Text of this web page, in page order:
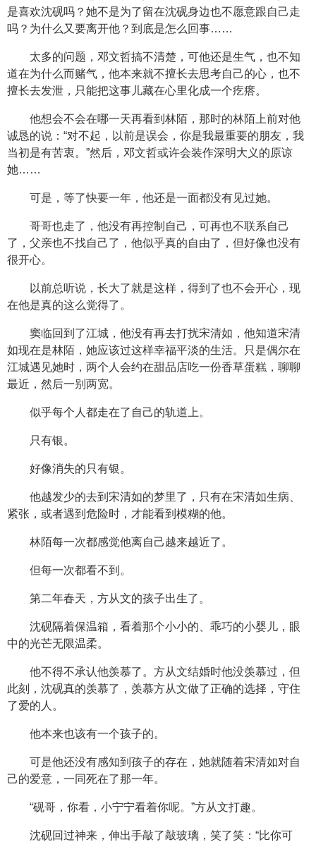
是喜欢沈砚吗？她不是为了留在沈砚身边也不愿意跟自己走
吗？为什么又要离开他？到底是怎么回事……
太多的问题，邓文哲搞不清楚，可他还是生气，也不知
道在为什么而赌气，他本来就不擅长去思考自己的心，也不
擅长去发泄，只能把这事儿藏在心里化成一个疙瘩。
他想会不会在哪一天再看到林陌，那时的林陌上前对他
诚恳的说：“对不起，以前是误会，你是我最重要的朋友，我
当初是有苦衷。”然后，邓文哲或许会装作深明大义的原谅
她……
可是，等了快要一年，他还是一面都没有见过她。
哥哥也走了，他没有再控制自己，可再也不联系自己
了，父亲也不找自己了，他似乎真的自由了，但好像也没有
很开心。
以前总听说，长大了就是这样，得到了也不会开心，现
在他是真的这么觉得了。
窦临回到了江城，他没有再去打扰宋清如，他知道宋清
如现在是林陌，她应该过这样幸福平淡的生活。只是偶尔在
江城遇见她时，两个人会约在甜品店吃一份香草蛋糕，聊聊
最近，然后一别两宽。
似乎每个人都走在了自己的轨道上。
只有银。
好像消失的只有银。
他越发少的去到宋清如的梦里了，只有在宋清如生病、
紧张，或者遇到危险时，才能看到模糊的他。
林陌每一次都感觉他离自己越来越近了。
但每一次都看不到。
第二年春天，方从文的孩子出生了。
沈砚隔着保温箱，看着那个小小的、乖巧的小婴儿，眼
中的光芒无限温柔。
他不得不承认他羡慕了。方从文结婚时他没羡慕过，但
此刻，沈砚真的羡慕了，羡慕方从文做了正确的选择，守住
了爱的人。
他本来也该有一个孩子的。
可是他还没有感知到孩子的存在，她就随着宋清如对自
己的爱意，一同死在了那一年。
“砚哥，你看，小宁宁看着你呢。”方从文打趣。
沈砚回过神来，伸出手敲了敲玻璃，笑了笑：“比你可